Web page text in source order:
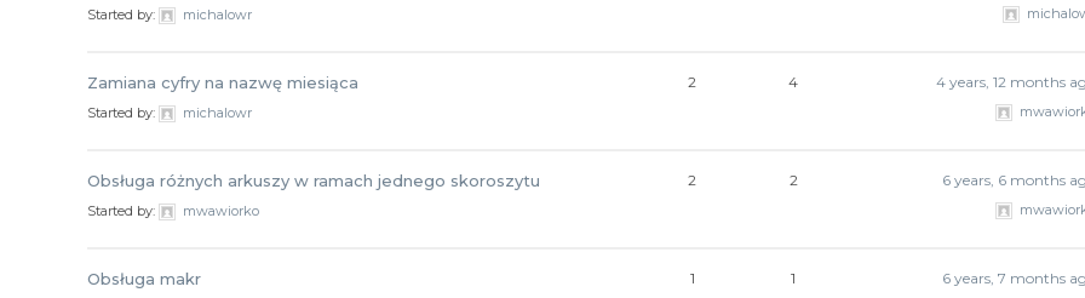
Started by: michalowr
Zamiana cyfry na nazwę miesiąca
Started by: michalowr
2 4 4 years, 12 months
Obsługa różnych arkuszy w ramach jednego skoroszytu
Started by: mwawiorko
2 2 6 years, 6 months
Obsługa makr 1 1 6 years, 7 months